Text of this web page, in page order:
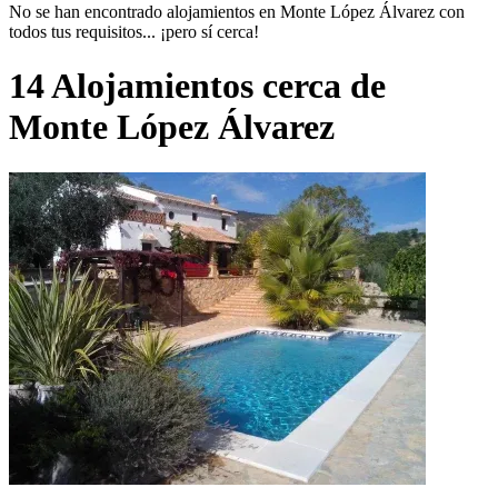
No se han encontrado alojamientos en Monte López Álvarez con
todos tus requisitos... ¡pero sí cerca!
14 Alojamientos cerca de
Monte López Álvarez